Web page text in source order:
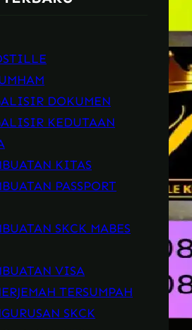
DOKUMEN
KEDUTAAN
KITAS
PASSPORT
SKCK MABES
VISA
TERSUMPAH
SKCK